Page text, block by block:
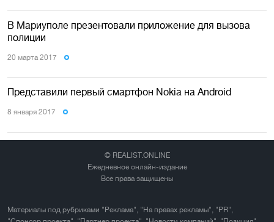
В Мариуполе презентовали приложение для вызова
полиции
20 марта 2017
Представили первый смартфон Nokia на Android
8 января 2017
© REALIST.ONLINE
Ежедневное онлайн-издание
Все права защищены
Материалы под рубриками "Реклама", "На правах рекламы", "PR",